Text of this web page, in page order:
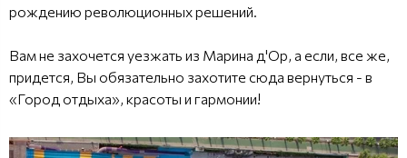
рождению революционных решений.
Вам не захочется уезжать из Марина д'Ор, а если, все же,
придется, Вы обязательно захотите сюда вернуться - в
«Город отдыха», красоты и гармонии!